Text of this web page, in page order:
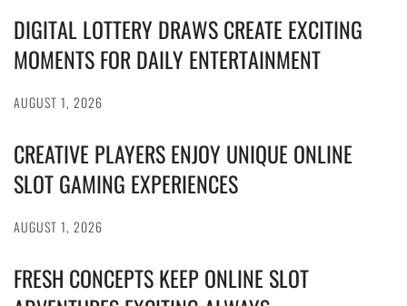
DIGITAL LOTTERY DRAWS CREATE EXCITING
MOMENTS FOR DAILY ENTERTAINMENT
AUGUST 1, 2026
CREATIVE PLAYERS ENJOY UNIQUE ONLINE
SLOT GAMING EXPERIENCES
AUGUST 1, 2026
FRESH CONCEPTS KEEP ONLINE SLOT